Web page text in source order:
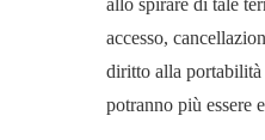
allo spirare di tale
accesso,
diritto alla
potranno più essere